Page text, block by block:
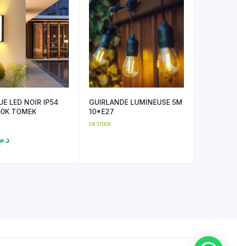
LED NOIR IP54
TOMEK
GUIRLANDE LUMINEUSE 5M
10*E27
EN STOCK